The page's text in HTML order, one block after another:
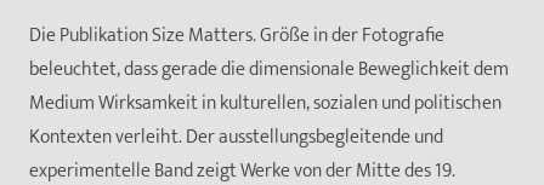
Die Publikation Size Matters. Größe in der Fotografie
beleuchtet, dass gerade die dimensionale Beweglichkeit dem
Medium Wirksamkeit in kulturellen, sozialen und politischen
Kontexten verleiht. Der ausstellungsbegleitende und
experimentelle Band zeigt Werke von der Mitte des 19.